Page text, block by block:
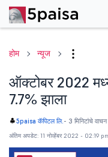
होम न्यूज
ऑक्टोबर 2022
7.7% झाला
5paisa कॅपिटल लि.- 3 मिनिटांचे वाचन
अंतिम अपडेट: 11 नोव्हेंबर 2022 - 02:19